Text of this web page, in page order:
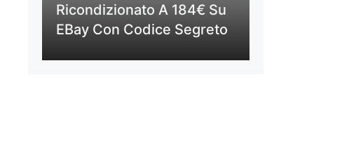
Ricondizionato A 184€ Su
EBay Con Codice Segreto